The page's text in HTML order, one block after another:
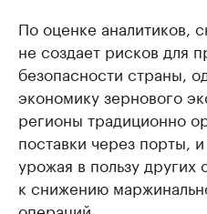
По оценке
не создает рисков для
безопасности страны,
экономику зернового
регионы традиционно
поставки через порты,
урожая в пользу других
к снижению